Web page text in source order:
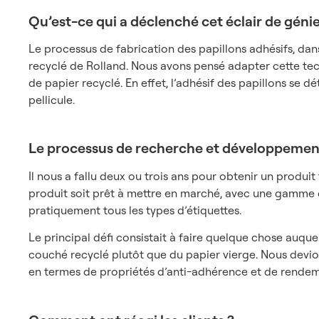
Qu’est-ce qui a déclenché cet éclair de
Le processus de fabrication des papillons adhésifs,
recyclé de Rolland. Nous avons pensé adapter cette
de papier recyclé. En effet, l’adhésif des papillons se
pellicule.
Le processus de recherche et
Il nous a fallu deux ou trois ans pour obtenir un
produit soit prêt à mettre en marché, avec une
pratiquement tous les types d’étiquettes.
Le principal défi consistait à faire quelque chose
couché recyclé plutôt que du papier vierge. Nous
en termes de propriétés d’anti-adhérence et de